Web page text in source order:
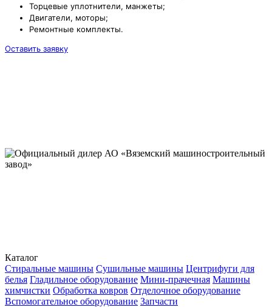
Торцевые уплотнители, манжеты;
Двигатели, моторы;
Ремонтные комплекты.
Оставить заявку
Каталог
Стиральные машины Сушильные машины Центрифуги для
белья Гладильное оборудование Мини-прачечная Машины
химчистки Обработка ковров Отделочное оборудование
Вспомогательное оборудование Запчасти